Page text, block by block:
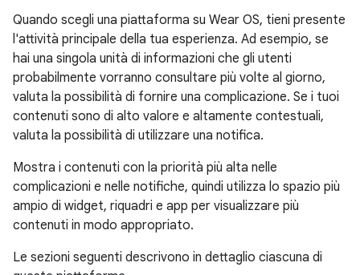
Quando scegli una piattaforma su Wear OS, tieni presente
l'attività principale della tua esperienza. Ad esempio, se
hai una singola unità di informazioni che gli utenti
probabilmente vorranno consultare più volte al giorno,
valuta la possibilità di fornire una complicazione. Se i tuoi
contenuti sono di alto valore e altamente contestuali,
valuta la possibilità di utilizzare una notifica.
Mostra i contenuti con la priorità più alta nelle
complicazioni e nelle notifiche, quindi utilizza lo spazio più
ampio di widget, riquadri e app per visualizzare più
contenuti in modo appropriato.
Le sezioni seguenti descrivono in dettaglio ciascuna di